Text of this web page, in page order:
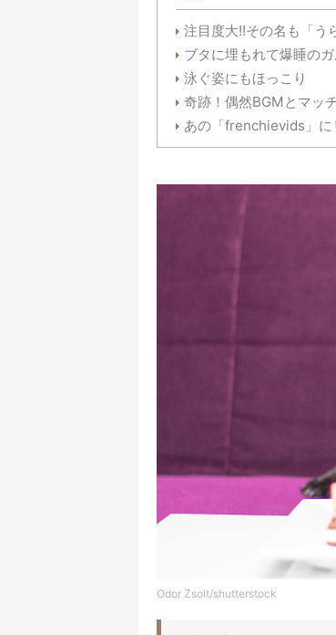
注目度大!!その名も「う
ブタに埋もれて爆睡の
泳ぐ姿にもほっこり
奇跡！偶然BGMとマッ
あの「frenchievids」に
Odor Zsolt/shutterstock